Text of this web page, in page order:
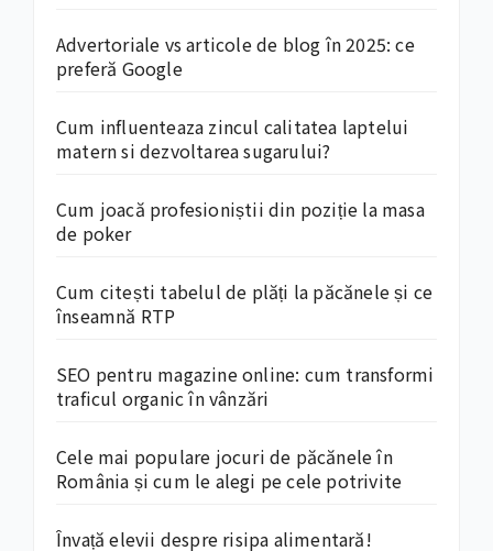
Advertoriale vs articole de blog în 2025: ce
preferă Google
Cum influenteaza zincul calitatea laptelui
matern si dezvoltarea sugarului?
Cum joacă profesioniștii din poziție la masa
de poker
Cum citești tabelul de plăți la păcănele și ce
înseamnă RTP
SEO pentru magazine online: cum transformi
traficul organic în vânzări
Cele mai populare jocuri de păcănele în
România și cum le alegi pe cele potrivite
Învață elevii despre risipa alimentară!